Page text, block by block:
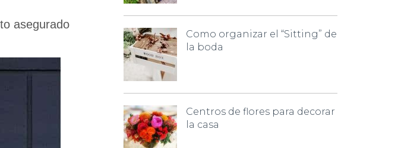
asegurado
Como organizar el “Sitting” de
la boda
Centros de flores para decorar
la casa